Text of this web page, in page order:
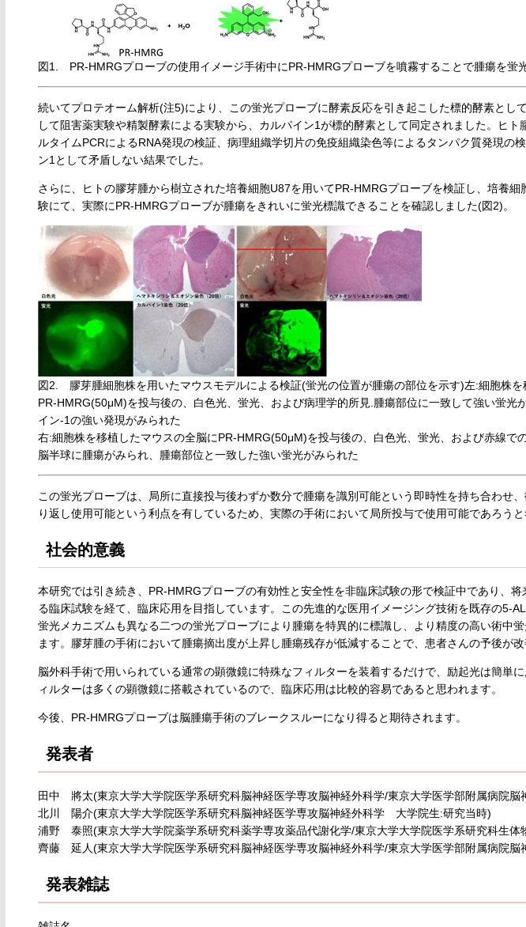
図1. PR-HMRGプローブの使用イメージ手術中にPR-HMRGプローブを噴霧することで腫瘍を蛍
続いてプロテオーム解析(注5)により、この蛍光プローブに酵素反応を引き起こした標的酵素とし
して阻害薬実験や精製酵素による実験から、カルパイン1が標的酵素として同定されました。ヒト
ルタイムPCRによるRNA発現の検証、病理組織学切片の免疫組織染色等によるタンパク質発現の
ン1として矛盾しない結果でした。
さらに、ヒトの膠芽腫から樹立された培養細胞U87を用いてPR-HMRGプローブを検証し、培養
験にて、実際にPR-HMRGプローブが腫瘍をきれいに蛍光標識できることを確認しました(図2)。
図2. 膠芽腫細胞株を用いたマウスモデルによる検証(蛍光の位置が腫瘍の部位を示す)左:細胞株を
PR-HMRG(50μM)を投与後の、白色光、蛍光、および病理学的所見.腫瘍部位に一致して強い蛍光
イン-1の強い発現がみられた
右:細胞株を移植したマウスの全脳にPR-HMRG(50μM)を投与後の、白色光、蛍光、および赤線で
脳半球に腫瘍がみられ、腫瘍部位と一致した強い蛍光がみられた
この蛍光プローブは、局所に直接投与後わずか数分で腫瘍を識別可能という即時性を持ち合わせ
り返し使用可能という利点を有しているため、実際の手術において局所投与で使用可能であろうと
社会的意義
本研究では引き続き、PR-HMRGプローブの有効性と安全性を非臨床試験の形で検証中であり、
る臨床試験を経て、臨床応用を目指しています。この先進的な医用イメージング技術を既存の5-
蛍光メカニズムも異なる二つの蛍光プローブにより腫瘍を特異的に標識し、より精度の高い術中
ます。膠芽腫の手術において腫瘍摘出度が上昇し腫瘍残存が低減することで、患者さんの予後が改
脳外科手術で用いられている通常の顕微鏡に特殊なフィルターを装着するだけで、励起光は簡単
ィルターは多くの顕微鏡に搭載されているので、臨床応用は比較的容易であると思われます。
今後、PR-HMRGプローブは脳腫瘍手術のブレークスルーになり得ると期待されます。
発表者
田中 將太(東京大学大学院医学系研究科脳神経医学専攻脳神経外科学/東京大学医学部附属病院
北川 陽介(東京大学大学院医学系研究科脳神経医学専攻脳神経外科学 大学院生:研究当時)
浦野 泰照(東京大学大学院薬学系研究科薬学専攻薬品代謝化学/東京大学大学院医学系研究科生
齊藤 延人(東京大学大学院医学系研究科脳神経医学専攻脳神経外科学/東京大学医学部附属病院
発表雑誌